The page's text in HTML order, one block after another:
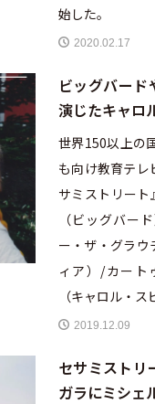
始した。
2020.02.17
ビッグバード
演じたキャロ
世界150以上の
も向け教育テ
サミストリー
（ビッグバー
ー・ザ・グラウ
ィア）/カート
（キャロル・ス
2019.12.09
セサミストリ
ガラにミシェ